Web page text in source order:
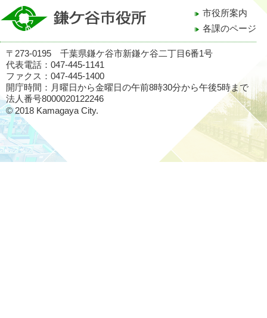
市役所案内
各課のページ
〒273-0195 千葉県鎌ケ谷市新鎌ケ谷二丁目6番1号
代表電話：047-445-1141
ファクス：047-445-1400
開庁時間：月曜日から金曜日の午前8時30分から午後5時まで
法人番号8000020122246
© 2018 Kamagaya City.